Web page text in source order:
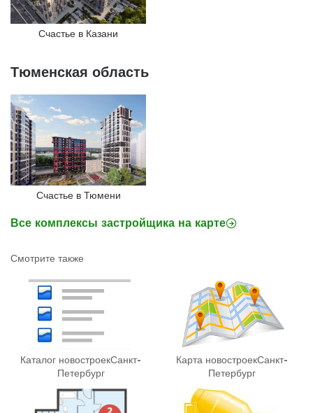
Счастье в Казани
Тюменская область
Счастье в Тюмени
Все комплексы застройщика на карте
Смотрите также
Каталог новостроекСанкт-
Петербург
Карта новостроекСанкт-
Петербург